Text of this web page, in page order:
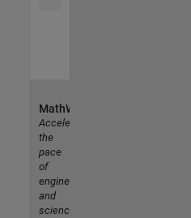
MathWorks
Accelerating
the
pace
of
engineering
and
science